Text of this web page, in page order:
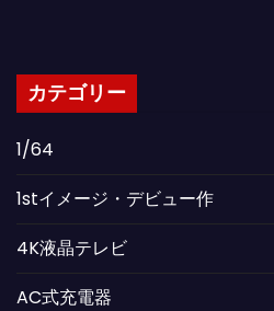
カテゴリー
1/64
1stイメージ・デビュー作
4K液晶テレビ
AC式充電器